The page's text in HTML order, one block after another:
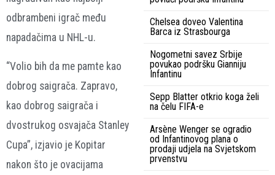
odbrambeni igrač među
napadačima u NHL-u.
“Volio bih da me pamte kao
dobrog saigrača. Zapravo,
kao dobrog saigrača i
dvostrukog osvajača Stanley
Cupa”, izjavio je Kopitar
nakon što je ovacijama
Chelsea doveo Valentina
Barca iz Strasbourga
Nogometni savez Srbije
povukao podršku Gianniju
Infantinu
Sepp Blatter otkrio koga želi
na čelu FIFA-e
Arsène Wenger se ogradio
od Infantinovog plana o
prodaji udjela na Svjetskom
prvenstvu